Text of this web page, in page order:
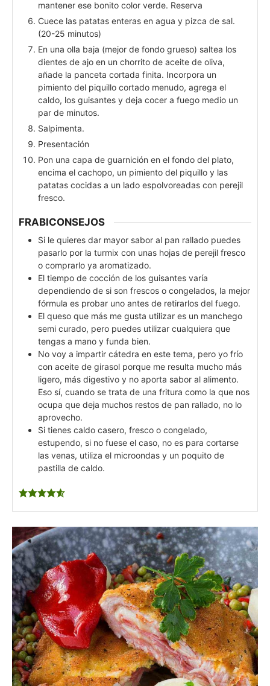
mantener ese bonito color verde. Reserva
Cuece las patatas enteras en agua y pizca de sal.
(20-25 minutos)
En una olla baja (mejor de fondo grueso) saltea los
dientes de ajo en un chorrito de aceite de oliva,
añade la panceta cortada finita. Incorpora un
pimiento del piquillo cortado menudo, agrega el
caldo, los guisantes y deja cocer a fuego medio un
par de minutos.
Salpimenta.
Presentación
Pon una capa de guarnición en el fondo del plato,
encima el cachopo, un pimiento del piquillo y las
patatas cocidas a un lado espolvoreadas con perejil
fresco.
FRABICONSEJOS
Si le quieres dar mayor sabor al pan rallado puedes
pasarlo por la turmix con unas hojas de perejil fresco
o comprarlo ya aromatizado.
El tiempo de cocción de los guisantes varía
dependiendo de si son frescos o congelados, la mejor
fórmula es probar uno antes de retirarlos del fuego.
El queso que más me gusta utilizar es un manchego
semi curado, pero puedes utilizar cualquiera que
tengas a mano y funda bien.
No voy a impartir cátedra en este tema, pero yo frío
con aceite de girasol porque me resulta mucho más
ligero, más digestivo y no aporta sabor al alimento.
Eso sí, cuando se trata de una fritura como la que nos
ocupa que deja muchos restos de pan rallado, no lo
aprovecho.
Si tienes caldo casero, fresco o congelado,
estupendo, si no fuese el caso, no es para cortarse
las venas, utiliza el microondas y un poquito de
pastilla de caldo.